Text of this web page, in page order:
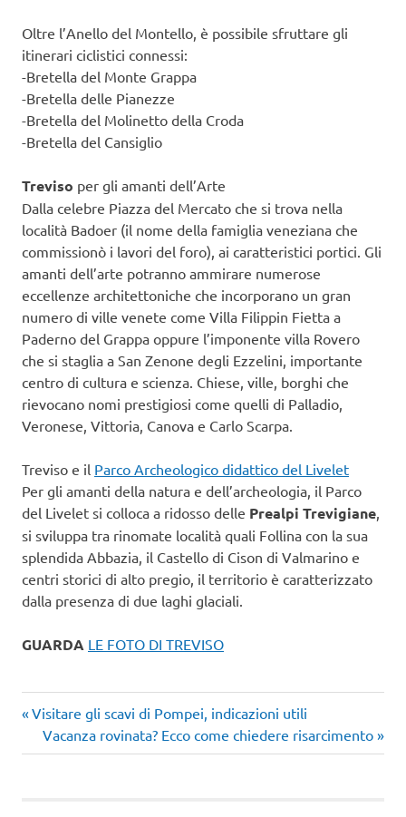
Oltre l’Anello del Montello, è possibile sfruttare gli
itinerari ciclistici connessi:
-Bretella del Monte Grappa
-Bretella delle Pianezze
-Bretella del Molinetto della Croda
-Bretella del Cansiglio
Treviso per gli amanti dell’Arte
Dalla celebre Piazza del Mercato che si trova nella
località Badoer (il nome della famiglia veneziana che
commissionò i lavori del foro), ai caratteristici portici. Gli
amanti dell’arte potranno ammirare numerose
eccellenze architettoniche che incorporano un gran
numero di ville venete come Villa Filippin Fietta a
Paderno del Grappa oppure l’imponente villa Rovero
che si staglia a San Zenone degli Ezzelini, importante
centro di cultura e scienza. Chiese, ville, borghi che
rievocano nomi prestigiosi come quelli di Palladio,
Veronese, Vittoria, Canova e Carlo Scarpa.
Treviso e il Parco Archeologico didattico del Livelet
Per gli amanti della natura e dell’archeologia, il Parco
del Livelet si colloca a ridosso delle Prealpi Trevigiane,
si sviluppa tra rinomate località quali Follina con la sua
splendida Abbazia, il Castello di Cison di Valmarino e
centri storici di alto pregio, il territorio è caratterizzato
dalla presenza di due laghi glaciali.
GUARDA LE FOTO DI TREVISO
Navigazione
articoli
Articolo
precedente:
Visitare gli scavi di Pompei, indicazioni utili
Articolo
successivo:
Vacanza rovinata? Ecco come chiedere risarcimento